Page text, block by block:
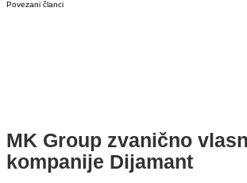
Povezani članci
MK Group zvanično
kompanije Dijamant